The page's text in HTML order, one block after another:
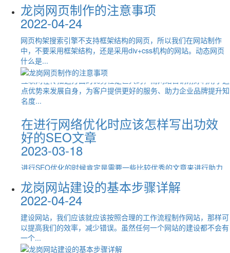
事如意感谢广大客户们长期以来的支持我司根据国务院相关规定现
将我...
深圳华企12周年 庆羽毛球争霸赛团建
活动圆满成功
2024-09-07
2024年9月华企迎来十二岁的生日热烈祝贺深圳华企十二周年羽毛
球争霸赛团建活动圆满成功深圳华企羽毛球争霸赛为了丰富员工的
喜报 | 热烈祝贺深圳市华企网络科技有
限公司再次评定为软件企业！
2024-08-07
评估，再次认定为软件企业，标志着公司在科技创新、软件开发和
规范...
深圳华企 | 短视频运营及网站后台维护
专场培训会议
2024-07-25
龙岗网页制作的注意事项
2022-04-24
网页构架搜索引擎不支持框架结构的网页，所以我们在网站制作
中，不要采用框架结构，还是采用div+css机构的网站。动态网页
什么是...
网络营销怎么越来越流行？
2023-05-25
互联网在传播这方面的优势性是巨大的，而网络营销刚好利用了这
点优势来发展自身，为客户提供更好的服务、助力企业品牌提升知
名度...
在进行网络优化时应该怎样写出功效
好的SEO文章
进行SEO优化的时候肯定是需要一些比较优秀的文章来进行助力
的，有了优秀文章的助力才能够将SEO优化工作做到极 佳。虽然
技术优化...
网络推广怎么样才能够更好的吸引用
户？
2023-03-03
随着现在越来越多的行业都用到的网络推广，很多的用户也都大概
了解了网络推广的样式有哪些，所以常常会因此感到厌倦，网络推
广的...
龙岗网站建设的基本步骤详解
2022-04-24
建设网站，我们应该就应该按照合理的工作流程制作网站，那样可
以提高我们的效率，减少错误。虽然任何一个网站的建设都不会有
一个...
高端耳机与音响产品网站策划与布局
决胜指南
2025-08-28
在消费电子领域的红海中，耳机与音响品牌不仅需要卓越的产品
力，更需要在线上塑造与之匹配的高端体验。一个精心策划的网站
是品牌...
激光设备企业网站设计与布局的战略
思维
2025-08-28
在工业4.0与智能制造的宏大背景下，激光设备作为高端装备制造
业的核心代表，其技术复杂性与采购决策的专业性、长期性，决定
了其...
声学智造，精准触达：耳机与音响产
品制造企业网站策划与布局之道
2025-08-28
在消费电子领域，耳机与音响产品不仅是功能器件，更是情感与体
验的载体。对于身处产业链上游的制造企业而言，您的官网是面向
网站建设需要注意哪些方面
2022-04-24
现在基本上每个企业都有自己的网站，有的企业网站能够帮助企业
获得很多的商机，但是有的企业网站却并没有什么好的效果。这实
际上...
网站建设不要被传统布局思维所束
缚？
2022-11-26
传统网站建设是以表格布局为核心来实现的，整个设计过程是：效
果设计在前，而内容编 辑在后。具体说，就是先由美工设计小
样，再...